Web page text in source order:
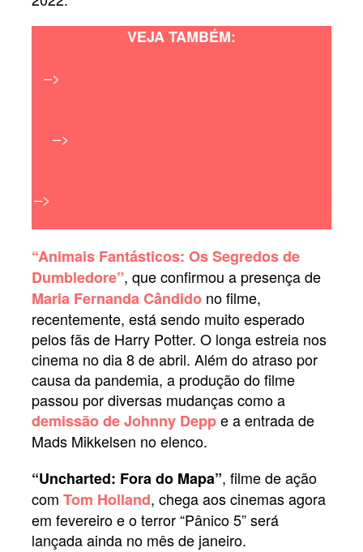
VEJA TAMBÉM:
–>
–>
–>
“Animais Fantásticos: Os Segredos de
Dumbledore”, que confirmou a presença de
Maria Fernanda Cândido no filme,
recentemente, está sendo muito esperado
pelos fãs de Harry Potter. O longa estreia nos
cinema no dia 8 de abril. Além do atraso por
causa da pandemia, a produção do filme
passou por diversas mudanças como a
demissão de Johnny Deppe a entrada de
Mads Mikkelsen no elenco.
“Uncharted: Fora do Mapa”, filme de ação
com Tom Holland, chega aos cinemas agora
em fevereiro e o terror “Pânico 5” será
lançada ainda no mês de janeiro.